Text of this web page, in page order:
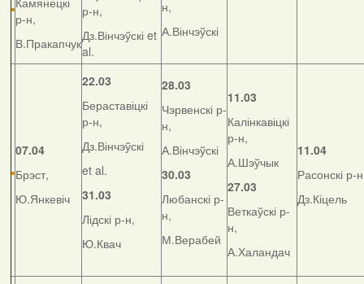
р-н,
В.Пракапчук
р-н,
Дз.Вінчэўскі et
al.
н,
А.Вінчэўскі
07.04
Брэст,
Ю.Янкевіч
22.03
Бераставіцкі
р-н,
Дз.Вінчэўскі
et al.
31.03
Лідскі р-н,
Ю.Квач
28.03
Чэрвенскі р-
н,
А.Вінчэўскі
30.03
Любанскі р-
н,
М.Верабей
11.03
Калінкавіцкі
р-н,
А.Шэўчык
27.03
Веткаўскі р-
н,
А.Халандач
11.04
Расонскі р-
Дз.Кіцель